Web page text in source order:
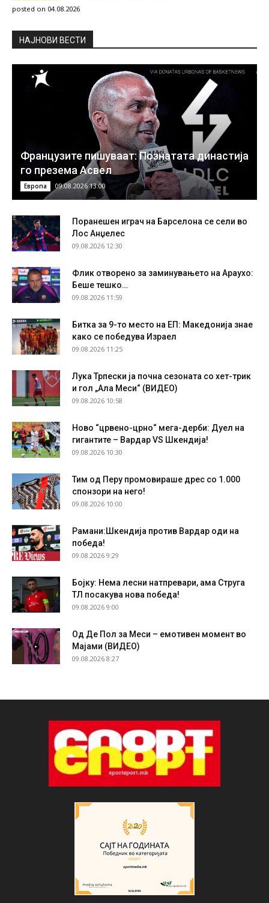
posted on 04.08.2026
НAЈНОВИ ВЕСТИ
Французите пишуваат: Познатата династија
го презема Асвел
Европа 09.08.2026 13:00
Поранешен играч на Барселона се сели во
Лос Анџелес
09.08.2026 12:30
Флик отворено за заминувањето на Араухо:
Беше тешко…
09.08.2026 11:59
Битка за 9-то место на ЕП: Македонија знае
како се победува Израел
09.08.2026 11:25
Лука Трпески ја почна сезоната со хет-трик
и гол „Ала Меси“ (ВИДЕО)
09.08.2026 10:58
Ново “црвено-црно“ мега-дерби: Дуел на
гигантите – Вардар VS Шкендија!
09.08.2026 10:30
Тим од Перу промовираше дрес со 1.000
спонзори на него!
09.08.2026 10:00
Рамани:Шкендија против Вардар оди на
победа!
09.08.2026 9:29
Бојку: Нема лесни натпревари, ама Струга
ТЛ посакува нова победа!
09.08.2026 9:00
Од Де Пол за Меси – емотивен момент во
Мајами (ВИДЕО)
09.08.2026 8:27